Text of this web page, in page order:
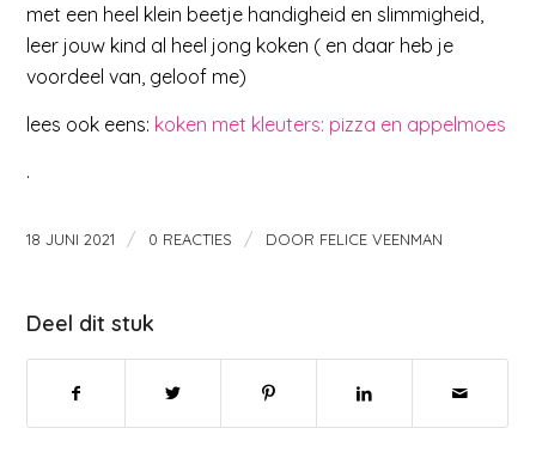
met een heel klein beetje handigheid en slimmigheid,
leer jouw kind al heel jong koken ( en daar heb je
voordeel van, geloof me)
lees ook eens: koken met kleuters: pizza en appelmoes
.
18 JUNI 2021 / 0 REACTIES / DOOR FELICE VEENMAN
Deel dit stuk